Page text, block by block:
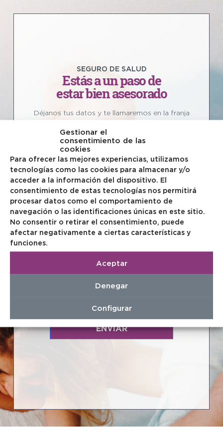
Gestionar el
consentimiento de las
cookies
Para ofrecer las mejores experiencias, utilizamos
tecnologías como las cookies para almacenar y/o
acceder a la información del dispositivo. El
consentimiento de estas tecnologías nos permitirá
procesar datos como el comportamiento de
navegación o las identificaciones únicas en este sitio.
No consentir o retirar el consentimiento, puede
afectar negativamente a ciertas características y
funciones.
Aceptar
Denegar
Configurar
SEGURO DE SALUD
Estás a un paso de
estar bien asesorado
Déjanos tus datos y te llamaremos en la franja
Nombre(obligatorio)
Número de móvil(obligatorio)
Horario